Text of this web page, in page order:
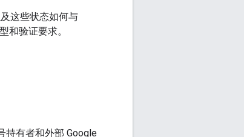
这些状态如何与
和验证要求。
持有者和外部 Google